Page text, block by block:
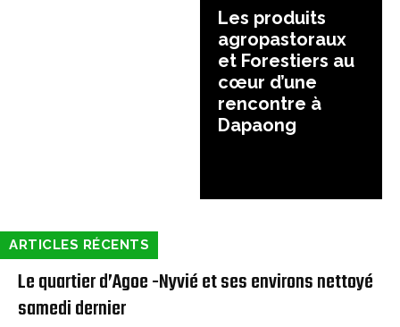
Les produits
agropastoraux
et Forestiers au
cœur d’une
rencontre à
Dapaong
ARTICLES RÉCENTS
Le quartier d’Agoe -Nyvié et ses environs nettoyé
samedi dernier